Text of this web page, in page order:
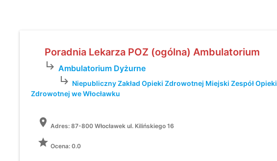
Poradnia Lekarza POZ (ogólna) Ambulatorium
subdirectory_arrow_right Ambulatorium Dyżurne
subdirectory_arrow_right Niepubliczny Zakład Opieki Zdrowotnej Miejski Zespół Opieki
Zdrowotnej we Włocławku
location_on Adres:87-800 Włocławek ul. Kilińskiego 16
grade Ocena: 0.0